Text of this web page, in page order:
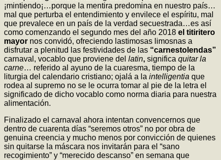
¡mintiendo¡…porque la mentira predomina en nuestro país…
mal que perturba el entendimiento y envilece el espíritu, mal
que prevalece en un país de la verdad secuestrada…es así
como comenzando el segundo mes del año 2018 el titiritero
mayor nos convidó, ofreciendo lastimosas limosnas a
disfrutar a plenitud las festividades de las “carnestolendas”
carnaval, vocablo que proviene del latin, significa quitar la
carne… referido al ayuno de la cuaresma, tiempo de la
liturgia del calendario cristiano; ojalá a la intelligentia que
rodea al supremo no se le ocurra tomar al pie de la letra el
significado de dicho vocablo como norma diaria para nuestra
alimentación.
Finalizado el carnaval ahora intentan convencernos que
dentro de cuarenta días “seremos otros” no por obra de
genuina creencia y mucho menos por convicción de quienes
sin quitarse la máscara nos invitarán para el “sano
recogimiento” y “merecido descanso” en semana que